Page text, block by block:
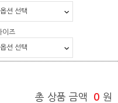
이즈
총 상품 금액 0 원